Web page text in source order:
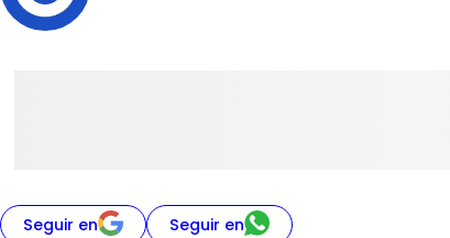
Seguir en Seguir en